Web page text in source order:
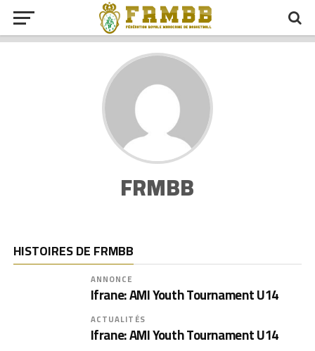
FRMBB
HISTOIRES DE FRMBB
ANNONCE
Ifrane: AMI Youth Tournament U14
ACTUALITÉS
Ifrane: AMI Youth Tournament U14